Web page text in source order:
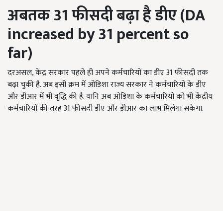
अबतक31फीसदी बढ़ा है डीए (DA
increased by 31 percent so
far)
दरअसल, केंद्र सरकार पहले ही अपने कर्मचारियों का डीए 31 फीसदी तक
बढ़ा चुकी है. अब इसी क्रम में ओडिशा राज्य सरकार ने कर्मचारियों के डीए
और डीआर में भी वृद्धि की है. यानि अब ओडिशा के कर्मचारियों को भी केंद्रीय
कर्मचारियों की तरह 31 फीसदी डीए और डीआर का लाभ मिलेगा सकेगा.